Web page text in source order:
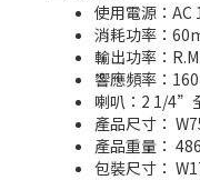
使用電源：AC
消耗功率：
輸出功率：
響應頻率：
喇叭：2 1/4”
產品尺寸：
產品重量：
包裝尺寸：